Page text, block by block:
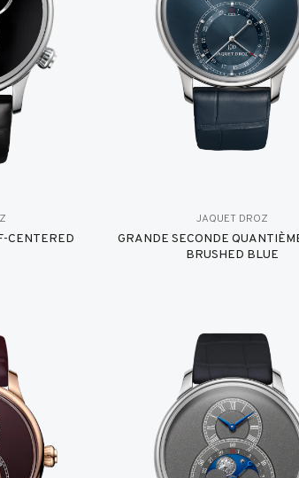
CENTERED
JAQUET DROZ
GRANDE SECONDE
BRUSHED BLUE